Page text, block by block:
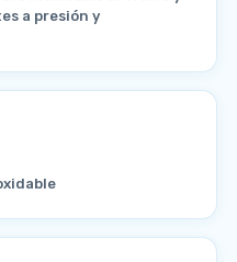
a presión y